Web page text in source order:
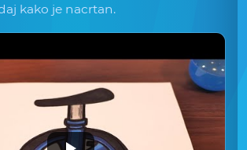
kako je nacrtan.